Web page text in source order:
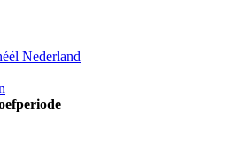
Nederland